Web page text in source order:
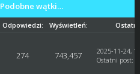
Podobne wątki…
Odpowiedzi: Wyświetleń:
274 743,457
2025-11-24,
Ostatni post: